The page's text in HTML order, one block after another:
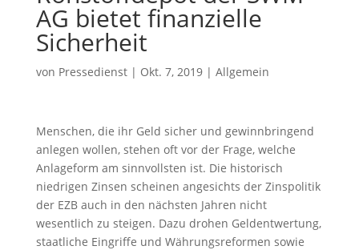
AG bietet finanzielle
Sicherheit
von Pressedienst| Okt. 7, 2019| Allgemein
Menschen, die ihr Geld sicher und gewinnbringend
anlegen wollen, stehen oft vor der Frage, welche
Anlageform am sinnvollsten ist. Die historisch
niedrigen Zinsen scheinen angesichts der Zinspolitik
der EZB auch in den nächsten Jahren nicht
wesentlich zu steigen. Dazu drohen Geldentwertung,
staatliche Eingriffe und Währungsreformen sowie